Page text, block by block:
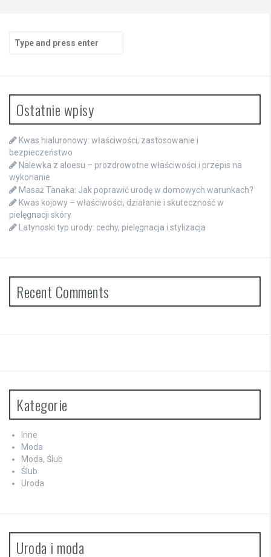
for:
Ostatnie wpisy
Kwas hialuronowy: właściwości, zastosowanie i
bezpieczeństwo
Nalewka z aloesu – prozdrowotne właściwości i przepis na
wykonanie
Masaż Tanaka: Jak poprawić urodę w domowych warunkach?
Kwas kojowy – właściwości, działanie i skuteczność w
pielęgnacji skóry
Latynoski typ urody: cechy, pielęgnacja i stylizacja
Recent Comments
Kategorie
Inne
Moda
Moda, Ślub
Ślub
Uroda
Uroda i moda